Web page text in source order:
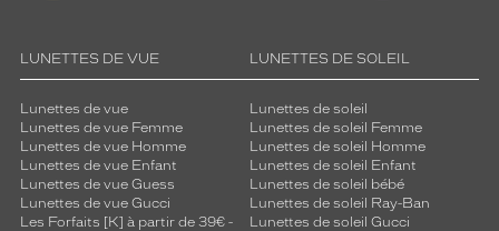
LUNETTES DE VUE
Lunettes de vue
Lunettes de vue Femme
Lunettes de vue Homme
Lunettes de vue Enfant
Lunettes de vue Guess
Lunettes de vue Gucci
Les Forfaits [K] à partir de 39€ -
LUNETTES DE SOLEIL
Lunettes de soleil
Lunettes de soleil Femme
Lunettes de soleil Homme
Lunettes de soleil Enfant
Lunettes de soleil bébé
Lunettes de soleil Ray-Ban
Lunettes de soleil Gucci